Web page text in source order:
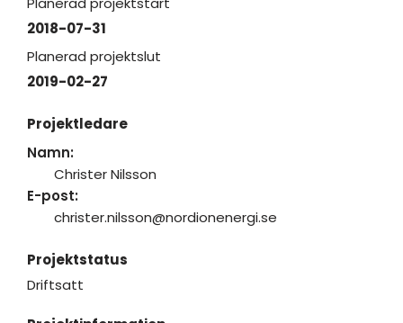
2018-07-31
Planerad projektslut
2019-02-27
Projektledare
Namn:
Christer Nilsson
E-post:
christer.nilsson@nordionenergi.se
Projektstatus
Driftsatt